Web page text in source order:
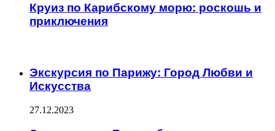
Круиз по Карибскому морю: роскошь и
приключения
Экскурсия по Парижу: Город Любви и
Искусства
27.12.2023